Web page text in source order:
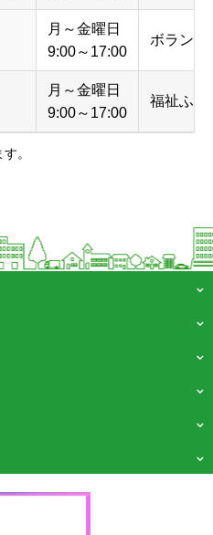
月～金曜日
9:00～17:00
ボランテ
月～金曜日
9:00～17:00
福祉ふれ
。